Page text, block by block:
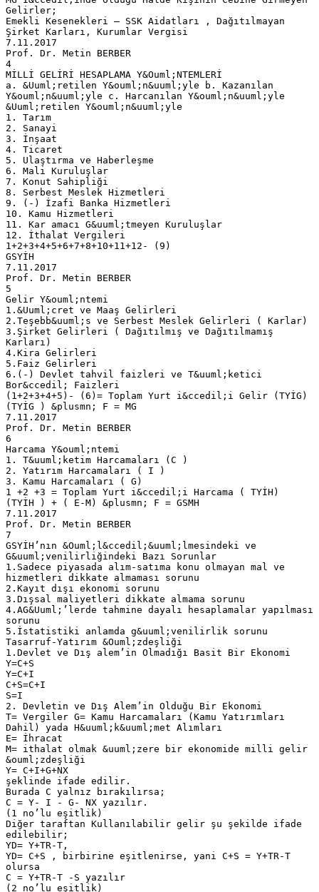
Gelirler;
Emekli Kesenekleri – SSK Aidatları , Dağıtılmayan
Şirket Karları, Kurumlar Vergisi
7.11.2017
Prof. Dr. Metin BERBER
4
MİLLİ GELİRİ HESAPLAMA Y&Ouml;NTEMLERİ
a. &Uuml;retilen Y&ouml;n&uuml;yle b. Kazanılan
Y&ouml;n&uuml;yle c. Harcanılan Y&ouml;n&uuml;yle
&Uuml;retilen Y&ouml;n&uuml;yle
1. Tarım
2. Sanayi
3. İnşaat
4. Ticaret
5. Ulaştırma ve Haberleşme
6. Mali Kuruluşlar
7. Konut Sahipliği
8. Serbest Meslek Hizmetleri
9. (-) İzafi Banka Hizmetleri
10. Kamu Hizmetleri
11. Kar amacı G&uuml;tmeyen Kuruluşlar
12. İthalat Vergileri
1+2+3+4+5+6+7+8+10+11+12- (9)
GSYİH
7.11.2017
Prof. Dr. Metin BERBER
5
Gelir Y&ouml;ntemi
1.&Uuml;cret ve Maaş Gelirleri
2.Teşebb&uuml;s ve Serbest Meslek Gelirleri ( Karlar)
3.Şirket Gelirleri ( Dağıtılmış ve Dağıtılmamış
Karları)
4.Kira Gelirleri
5.Faiz Gelirleri
6.(-) Devlet tahvil faizleri ve T&uuml;ketici
Bor&ccedil; Faizleri
(1+2+3+4+5)- (6)= Toplam Yurt i&ccedil;i Gelir (TYİG)
(TYİG ) &plusmn; F = MG
7.11.2017
Prof. Dr. Metin BERBER
6
Harcama Y&ouml;ntemi
1. T&uuml;ketim Harcamaları (C )
2. Yatırım Harcamaları ( I )
3. Kamu Harcamaları ( G)
1 +2 +3 = Toplam Yurt i&ccedil;i Harcama ( TYİH)
(TYİH ) + ( E-M) &plusmn; F = GSMH
7.11.2017
Prof. Dr. Metin BERBER
7
GSYİH’nın &Ouml;l&ccedil;&uuml;lmesindeki ve
G&uuml;venilirliğindeki Bazı Sorunlar
1.Sadece piyasada alım-satıma konu olmayan mal ve
hizmetleri dikkate almaması sorunu
2.Kayıt dışı ekonomi sorunu
3.Dışsal maliyetleri dikkate almama sorunu
4.AG&Uuml;’lerde tahmine dayalı hesaplamalar yapılması
sorunu
5.İstatistiki anlamda g&uuml;venilirlik sorunu
Tasarruf-Yatırım &Ouml;zdeşliği
1.Devlet ve Dış alem’in Olmadığı Basit Bir Ekonomi
Y=C+S
Y=C+I
C+S=C+I
S=I
2. Devletin ve Dış Alem’in Olduğu Bir Ekonomi
T= Vergiler G= Kamu Harcamaları (Kamu Yatırımları
Dahil) yada H&uuml;k&uuml;met Alımları
E= İhracat
M= ithalat olmak &uuml;zere bir ekonomide milli gelir
&ouml;zdeşliği
Y= C+I+G+NX
şeklinde ifade edilir.
Burada C yalnız bırakılırsa;
C = Y- I - G- NX yazılır.
(1 no’lu eşitlik)
Diğer taraftan Kullanılabilir gelir şu şekilde ifade
edilebilir;
YD= Y+TR-T,
YD= C+S , birbirine eşitlenirse, yani C+S = Y+TR-T
olursa
C = Y+TR-T -S yazılır
(2 no’lu eşitlik)